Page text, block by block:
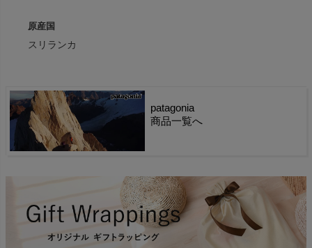
原産国
スリランカ
patagonia
商品一覧へ